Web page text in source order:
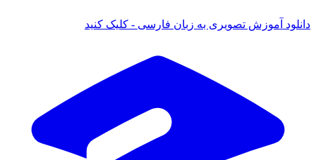
دانلود آموزش تصویری به زبان فارسی - کلیک کنید